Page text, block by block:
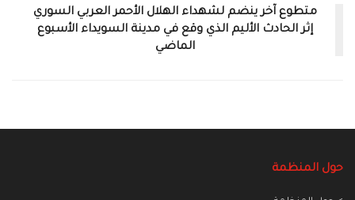
متطوع آخر ينضم لشهداء الهلال الأحمر العربي السوري
إثر الحادث الأليم الذي وقع في مدينة السويداء الأسبوع
الماضي
حول المنظمة